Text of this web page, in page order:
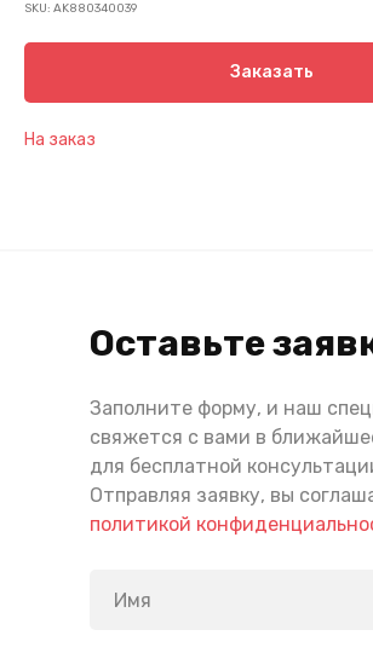
SKU: AK880340039
Заказать
На заказ
Оставьте
Заполните форму, и наш
свяжется с вами в
для бесплатной
Отправляя заявку, вы
политикой